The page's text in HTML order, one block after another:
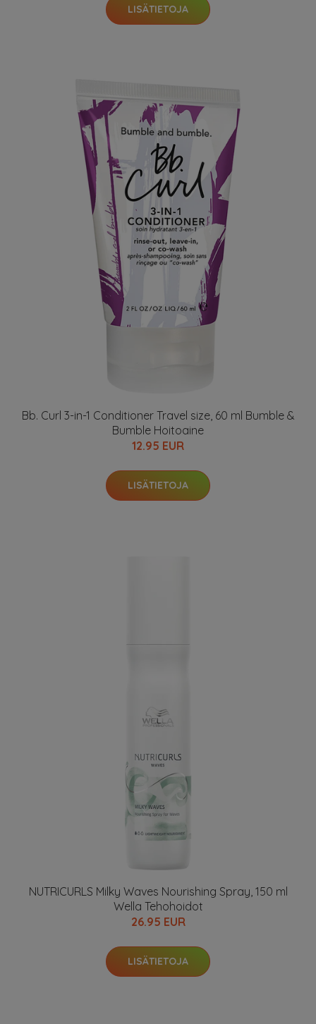
LISÄTIETOJA
Bb. Curl 3-in-1 Conditioner Travel size, 60 ml Bumble &
Bumble Hoitoaine
12.95 EUR
LISÄTIETOJA
NUTRICURLS Milky Waves Nourishing Spray, 150 ml
Wella Tehohoidot
26.95 EUR
LISÄTIETOJA